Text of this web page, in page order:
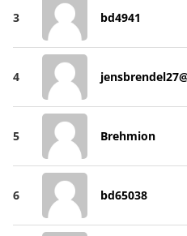
3 bd4941
4
5 Brehmion
6 bd65038